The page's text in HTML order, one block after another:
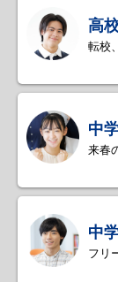
高
転校
中
来春
中
フリ